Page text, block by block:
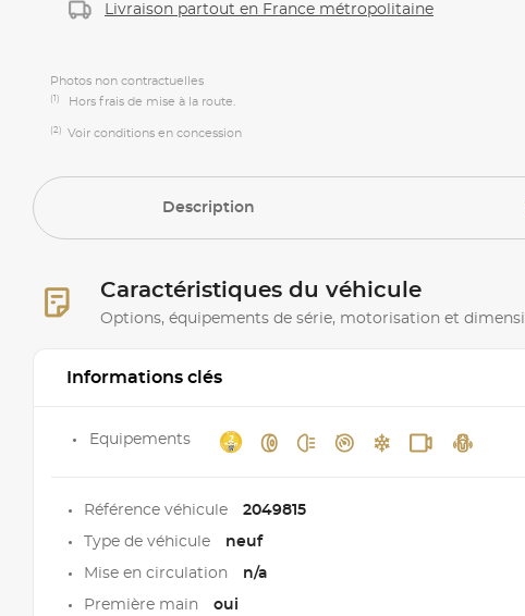
Livraison partout en France métropolitaine
Photos non contractuelles
(1) Hors frais de mise à la route.
(2) Voir conditions en concession
Description
Caractéristiques du véhicule
Options, équipements de série, motorisation et
Informations clés
Equipements
Référence véhicule 2049815
Type de véhicule neuf
Mise en circulation n/a
Première main oui